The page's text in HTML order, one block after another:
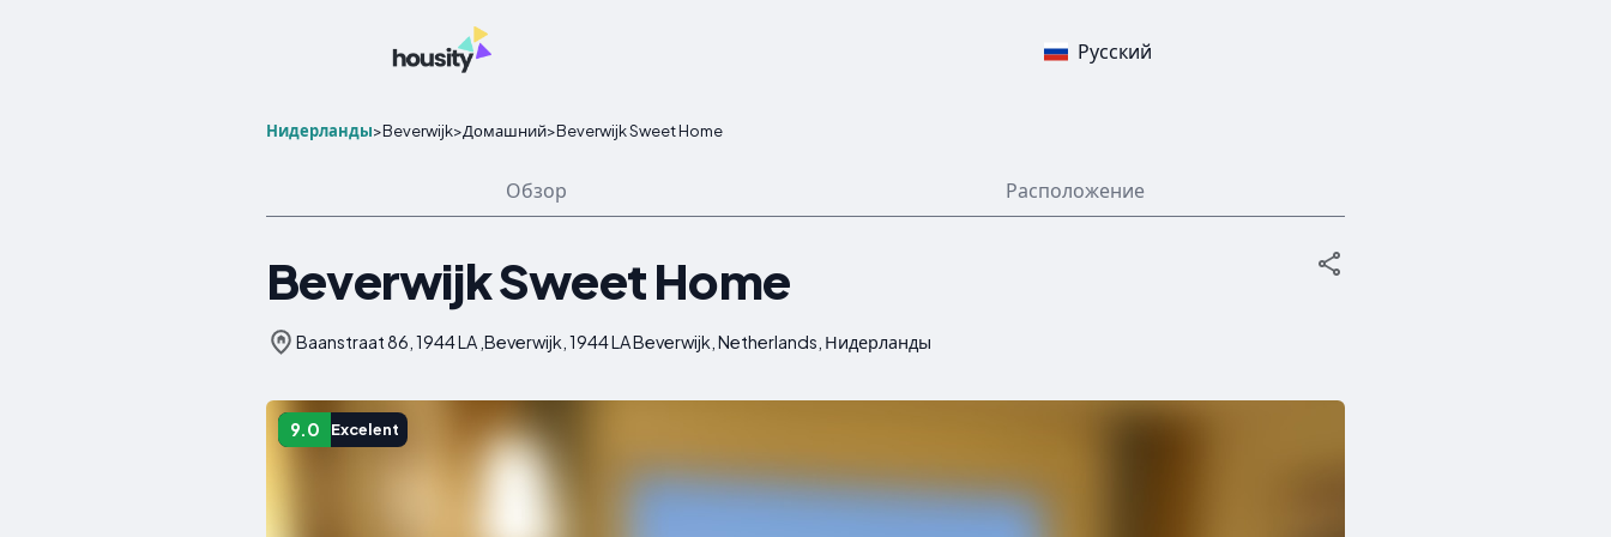
Русский
Нидерланды>Beverwijk>Домашний>Beverwijk Sweet Home
Обзор Расположение
Beverwijk Sweet Home
Baanstraat 86, 1944 LA ,Beverwijk, 1944 LA Beverwijk, Netherlands, Нидерланды
9.0 Excelent